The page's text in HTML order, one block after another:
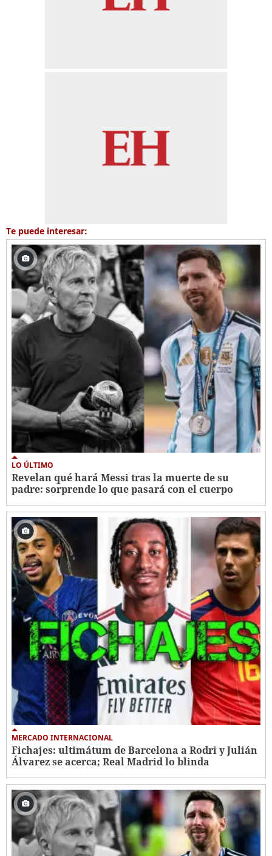
Te puede interesar:
LO ÚLTIMO
Revelan qué hará Messi tras la muerte de su
padre: sorprende lo que pasará con el cuerpo
MERCADO INTERNACIONAL
Fichajes: ultimátum de Barcelona a Rodri y Julián
Álvarez se acerca; Real Madrid lo blinda